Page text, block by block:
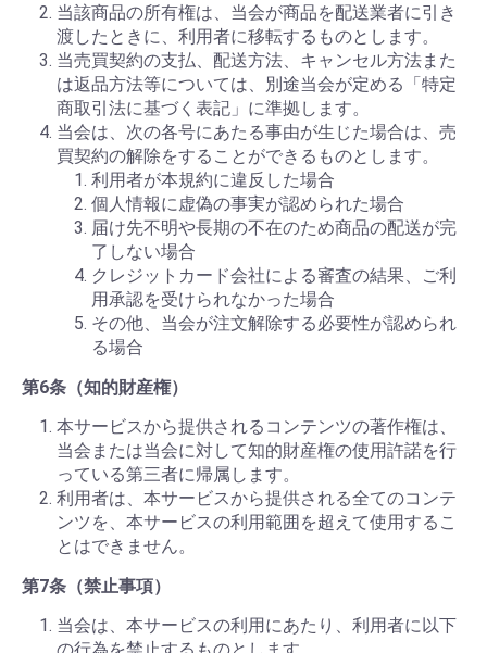
当該商品の所有権は、当会が商品を配送業者に引き
渡したときに、利用者に移転するものとします。
当売買契約の支払、配送方法、キャンセル方法また
は返品方法等については、別途当会が定める「特定
商取引法に基づく表記」に準拠します。
当会は、次の各号にあたる事由が生じた場合は、売
買契約の解除をすることができるものとします。
利用者が本規約に違反した場合
個人情報に虚偽の事実が認められた場合
届け先不明や長期の不在のため商品の配送が完
了しない場合
クレジットカード会社による審査の結果、ご利
用承認を受けられなかった場合
その他、当会が注文解除する必要性が認められ
る場合
第6条（知的財産権）
本サービスから提供されるコンテンツの著作権は、
当会または当会に対して知的財産権の使用許諾を行
っている第三者に帰属します。
利用者は、本サービスから提供される全てのコンテ
ンツを、本サービスの利用範囲を超えて使用するこ
とはできません。
第7条（禁止事項）
当会は、本サービスの利用にあたり、利用者に以下